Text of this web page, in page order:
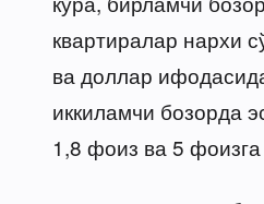
квартиралар нархи
ва доллар
иккиламчи бозорда
1,8 фоиз ва 5